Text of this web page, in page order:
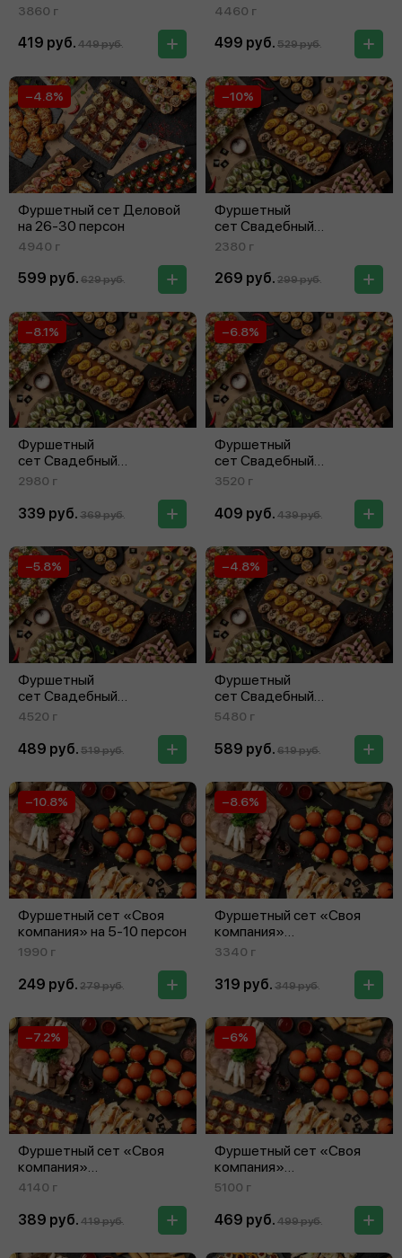
3860 г
419 руб. 449 руб.
4460 г
499 руб. 529 руб.
Фуршетный сет Деловой
на 26‑30 персон
−4.8%
4940 г
599 руб. 629 руб.
Фуршетный
сет Свадебный
на 5‑10 персон
−10%
2380 г
269 руб. 299 руб.
Фуршетный
сет Свадебный
на 11‑15 персон
−8.1%
2980 г
339 руб. 369 руб.
Фуршетный
сет Свадебный
на 16‑20 персон
−6.8%
3520 г
409 руб. 439 руб.
Фуршетный
сет Свадебный
на 21‑25 персон
−5.8%
4520 г
489 руб. 519 руб.
Фуршетный
сет Свадебный
на 26‑30 персон
−4.8%
5480 г
589 руб. 619 руб.
Фуршетный сет «Своя
компания» на 5‑10 персон
−10.8%
1990 г
249 руб. 279 руб.
Фуршетный сет «Своя
компания»
на 11‑15 персон
−8.6%
3340 г
319 руб. 349 руб.
Фуршетный сет «Своя
компания»
на 16‑20 персон
−7.2%
4140 г
389 руб. 419 руб.
Фуршетный сет «Своя
компания»
на 21‑25 персон
−6%
5100 г
469 руб. 499 руб.